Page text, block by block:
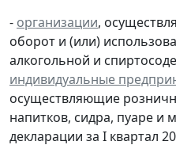
- организации,
оборот и (или)
алкогольной и
индивидуальные
осуществляющие
напитков, сидра, пуаре и
декларации за I квартал